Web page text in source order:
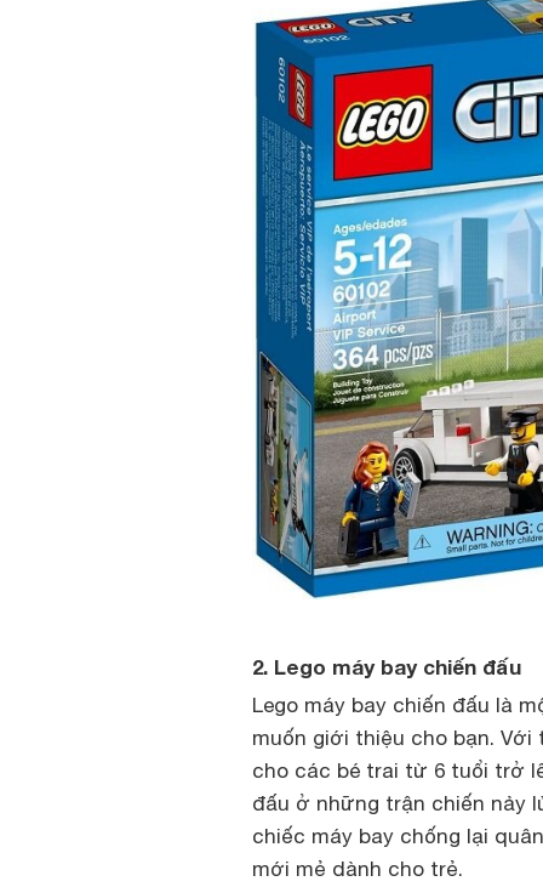
2. Lego máy bay chiến đấu
Lego máy bay chiến đấu là
muốn giới thiệu cho bạn.
cho các bé trai từ 6 tuổi trở
đấu ở những trận chiến nảy
chiếc máy bay chống lại
mới mẻ dành cho trẻ.